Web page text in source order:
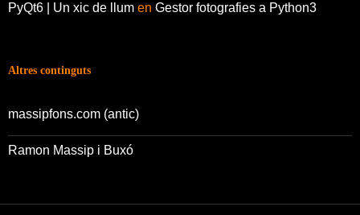
PyQt6 | Un xic de llum en Gestor fotografies a Python3
Altres continguts
massipfons.com (antic)
Ramon Massip i Buxó